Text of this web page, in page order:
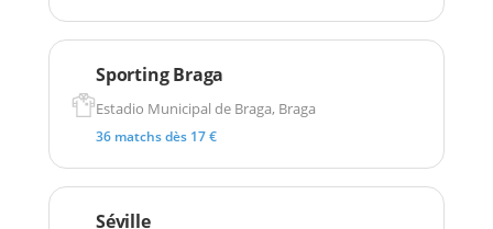
Sporting Braga
Estadio Municipal de Braga, Braga
36 matchs dès 17 €
Séville